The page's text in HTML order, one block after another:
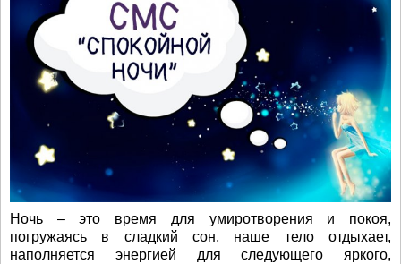
Ночь – это время для умиротворения и покоя,
погружаясь в сладкий сон, наше тело отдыхает,
наполняется энергией для следующего яркого,